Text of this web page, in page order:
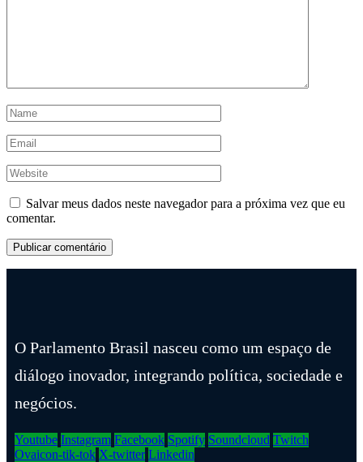
Salvar meus dados neste navegador para a próxima vez que eu
comentar.
O Parlamento Brasil nasceu como um espaço de
diálogo inovador, integrando política, sociedade e
negócios.
Youtube Instagram Facebook Spotify Soundcloud Twitch
Ovaicon-tik-tok X-twitter Linkedin